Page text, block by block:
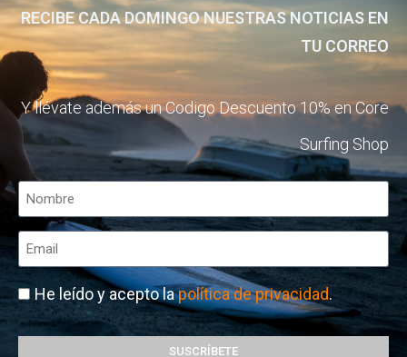
RECIBE CADA DOMINGO NUESTRAS NOTICIAS EN
TU CORREO
Y llévate además un Codigo Descuento 10% en Core
Surfing Shop
He leído y acepto lapolítica de privacidad.
SUSCRÍBETE